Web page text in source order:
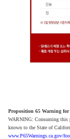
Proposition 65 Warning
WARNING: Consuming this
known to the State of
www.P65Warnings.ca.gov/